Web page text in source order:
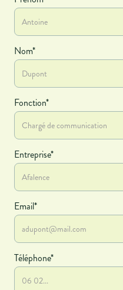
Nom*
Entreprise*
Fonction*
Email*
Téléphone*